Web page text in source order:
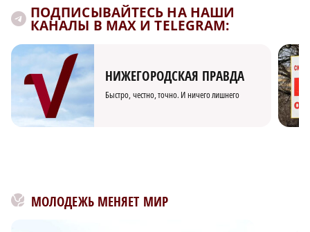
ПОДПИСЫВАЙТЕСЬ НА НАШИ
КАНАЛЫ В MAX И TELEGRAM:
НИЖЕГОРОДСКАЯ ПРАВДА
Быстро, честно, точно. И ничего лишнего
МОЛОДЕЖЬ МЕНЯЕТ МИР